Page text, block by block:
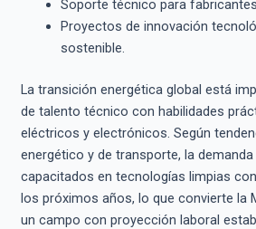
Soporte técnico para
Proyectos de innovación
sostenible.
La transición energética global está
de talento técnico con habilidades
eléctricos y electrónicos. Según
energético y de transporte, la
capacitados en tecnologías limpias
los próximos años, lo que convierte la
un campo con proyección laboral